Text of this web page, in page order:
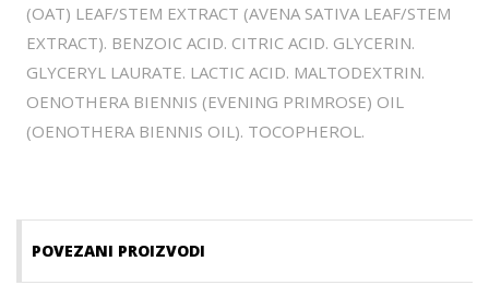
(OAT) LEAF/STEM EXTRACT (AVENA SATIVA LEAF/STEM
EXTRACT). BENZOIC ACID. CITRIC ACID. GLYCERIN.
GLYCERYL LAURATE. LACTIC ACID. MALTODEXTRIN.
OENOTHERA BIENNIS (EVENING PRIMROSE) OIL
(OENOTHERA BIENNIS OIL). TOCOPHEROL.
POVEZANI PROIZVODI